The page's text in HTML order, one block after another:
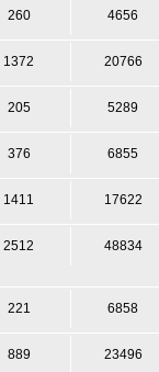
260 4656
1372 20766
205 5289
376 6855
1411 17622
2512 48834
221 6858
889 23496